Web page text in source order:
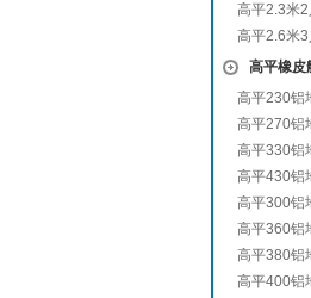
高平2.3米
高平2.6米
高平橡皮
高平230铝
高平270铝
高平330铝
高平430铝
高平300铝
高平360铝
高平380铝
高平400铝